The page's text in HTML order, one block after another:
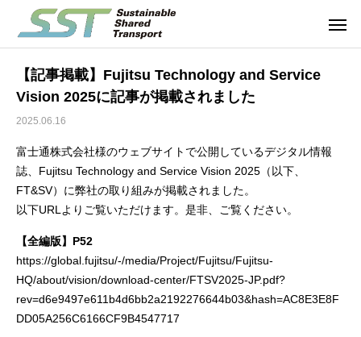
【記事掲載】Fujitsu Technology and Service
Vision 2025に記事が掲載されました
2025.06.16
富士通株式会社様のウェブサイトで公開しているデジタル情報
誌、Fujitsu Technology and Service Vision 2025（以下、
FT&SV）に弊社の取り組みが掲載されました。
以下URLよりご覧いただけます。是非、ご覧ください。
【全編版】P52
https://global.fujitsu/-/media/Project/Fujitsu/Fujitsu-
HQ/about/vision/download-center/FTSV2025-JP.pdf?
rev=d6e9497e611b4d6bb2a2192276644b03&hash=AC8E3E8F
DD05A256C6166CF9B4547717